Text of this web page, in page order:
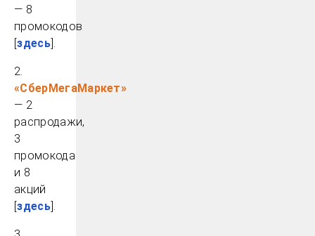
— 8
промокодов
[здесь].
2.
«СберМегаМаркет»
— 2
распродажи,
3
промокода
и 8
акций
[здесь].